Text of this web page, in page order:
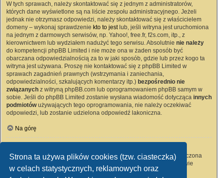
Strona ta używa plików cookies (tzw. ciasteczka)
w celach statystycznych, reklamowych oraz
W tych sprawach, należy skontaktować się z jednym z administratorów,
których dane wyświetlone są na liście zespołu administracyjnego. Jeżeli
jednak nie otrzymasz odpowiedzi, należy skontaktować się z właścicielem
domeny – wykonaj sprawdzenie kto to jestlub, jeśli witryna jest uruchomiona
na jednym z darmowych serwisów, np. Yahoo!, free.fr, f2s.com, itp., z
kierownictwem lub wydziałem nadużyć tego serwisu. Absolutnie nie należy
do kompetencji phpBB Limited i nie może ona w żaden sposób być
obarczana odpowiedzialnością za to w jaki sposób, gdzie lub przez kogo ta
witryna jest używana. Proszę nie kontaktować się z phpBB Limited w
sprawach zagadnień prawnych (wstrzymania i zaniechania,
odpowiedzialności, szkalujących komentarzy itp.) bezpośrednio nie
związanych z witryną phpBB.com lub oprogramowaniem phpBB samym w
sobie. Jeśli do phpBB Limited zostanie wysłana wiadomość dotycząca innych
podmiotówużywających tego oprogramowania, nie należy oczekiwać
odpowiedzi, lub zostanie udzielona odpowiedź lakoniczna.
Na górę
Wszyscy użytkownicy witryny mogą używać – jeśli funkcja ta jest włączona
przez administratora witryny – formularza „Kontakt z nami”. Członkowie
witryny mogą także używać odnośnika „Zespół administracyjny”.